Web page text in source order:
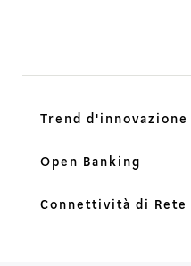
Trend d'innovazione
Open Banking
Connettività di Rete